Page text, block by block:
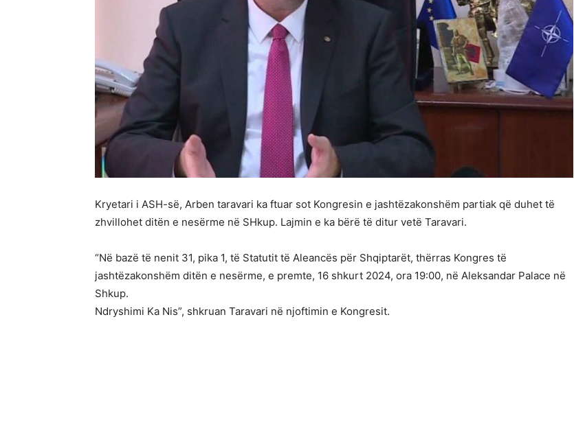
Kryetari i ASH-së, Arben taravari ka ftuar sot Kongresin e jashtëzakonshëm partiak që duhet të
zhvillohet ditën e nesërme në SHkup. Lajmin e ka bërë të ditur vetë Taravari.
“Në bazë të nenit 31, pika 1, të Statutit të Aleancës për Shqiptarët, thërras Kongres të
jashtëzakonshëm ditën e nesërme, e premte, 16 shkurt 2024, ora 19:00, në Aleksandar Palace në
Shkup.
Ndryshimi Ka Nis”, shkruan Taravari në njoftimin e Kongresit.